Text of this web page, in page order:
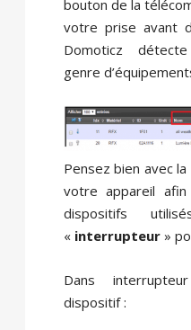
bouton de la
votre prise avant
Domoticz
genre
Pensez bien avec
votre appareil afin
dispositifs
« interrupteur »
Dans
dispositif :